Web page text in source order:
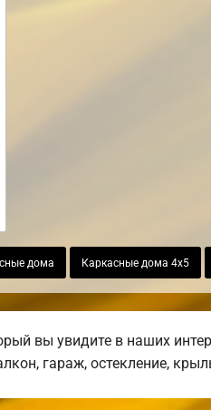
дома Каркасные дома 4х5
вы увидите в наших
гараж, остекление,